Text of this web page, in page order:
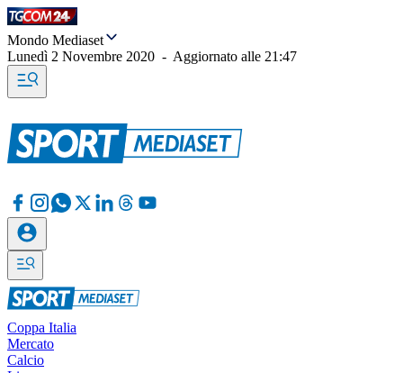
Mondo Mediaset
Lunedì 2 Novembre 2020 - Aggiornato alle 21:47
Coppa Italia
Mercato
Calcio